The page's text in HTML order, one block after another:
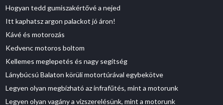
Hogyan tedd gumiszakértővé a nejed
Itt kaphatsz argon palackot jó áron!
Kávé és motorozás
Kedvenc motoros boltom
Kellemes meglepetés és nagy segítség
Lánybúcsú Balaton körüli motortúrával egybekötve
Legyen olyan megbízható az infrafűtés, mint a motorunk
Legyen olyan vagány a vízszerelésünk, mint a motorunk